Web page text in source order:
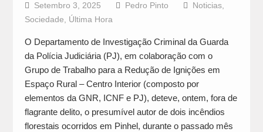
Setembro 3, 2025 Pedro Pinto Noticias,
Sociedade
Última Hora
O Departamento de Investigação Criminal da Guarda
da Polícia Judiciária (PJ), em colaboração com o
Grupo de Trabalho para a Redução de Ignições em
Espaço Rural – Centro Interior (composto por
elementos da GNR, ICNF e PJ), deteve, ontem, fora de
flagrante delito, o presumível autor de dois incêndios
florestais ocorridos em Pinhel, durante o passado mês